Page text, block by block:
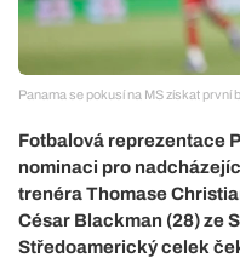
Panama se pokusí na MS získat
Fotbalová reprezentace
nominaci pro
trenéra Thomase
César Blackman (28) ze
Středoamerický celek